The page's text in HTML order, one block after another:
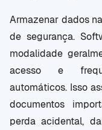
Armazenar dados
de segurança.
modalidade
acesso e
automáticos. Isso
documentos
perda acidental,